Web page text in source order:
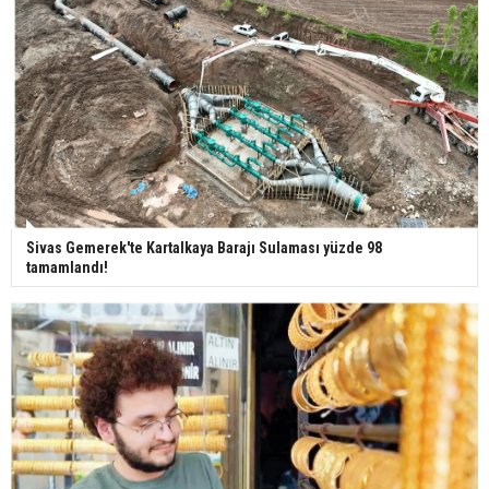
29 Mayıs okullar tatil mi?
Bilim kurgu gerçekleşiyor... Dondurulmuş
insanları hayata döndürecek keşif
Ünlü türkücü Mahmut Tuncer estetik operasyon
geçirdi: Son hali gündem oldu
Yerli turist 229,7 milyar lira seyahat harcaması
yaptı
Gazze'deki Sağlık Bakanlığı duyurdu: Vahşetin
pençesinde 2 salgın vaka tespit edildi
Sivas Gemerek'te Kartalkaya Barajı Sulaması yüzde 98
tamamlandı!